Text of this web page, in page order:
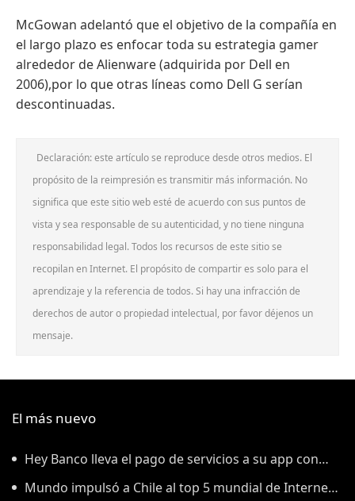
McGowan adelantó que el objetivo de la compañía en
el largo plazo es enfocar toda su estrategia gamer
alrededor de Alienware (adquirida por Dell en
2006),por lo que otras líneas como Dell G serían
descontinuadas.
Declaración: este artículo se reproduce desde otros medios. El
propósito de la reimpresión es transmitir más información. No
significa que este sitio web esté de acuerdo con sus puntos de
vista y sea responsable de su autenticidad, y no tiene ninguna
responsabilidad legal. Todos los recursos de este sitio se
recopilan en Internet. El propósito de compartir es solo para el
aprendizaje y la referencia de todos. Si hay una infracción de
derechos de autor o propiedad intelectual, por favor déjenos un
mensaje.
El más nuevo
Hey Banco lleva el pago de servicios a su app con
tecnología de tapi
Mundo impulsó a Chile al top 5 mundial de Internet